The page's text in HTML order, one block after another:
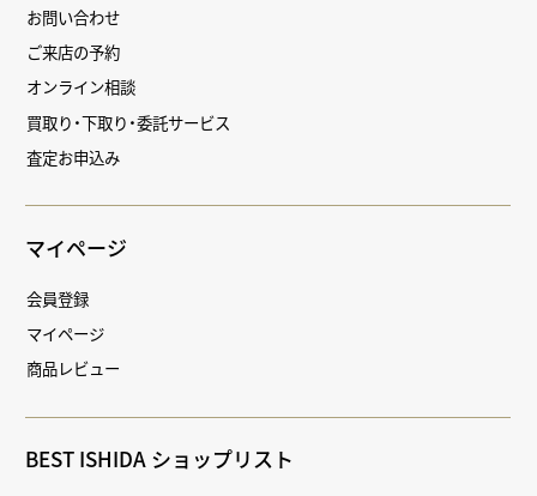
お問い合わせ
ご来店の予約
オンライン相談
買取り・下取り・委託サービス
査定お申込み
マイページ
会員登録
マイページ
商品レビュー
BEST ISHIDA ショップリスト